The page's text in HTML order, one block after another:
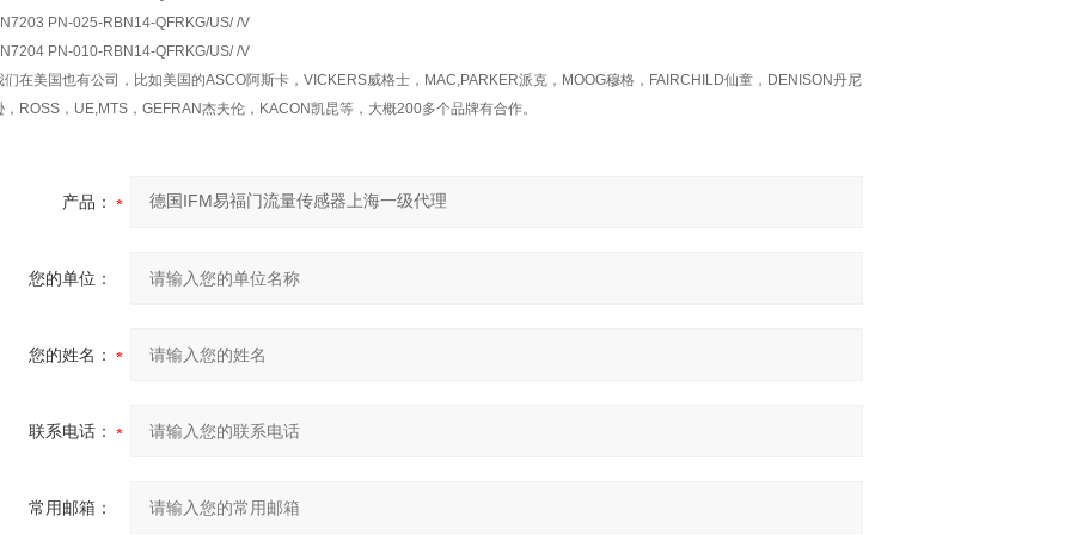
PN-025-RBN14-QFRKG/US/ /V
PN-010-RBN14-QFRKG/US/ /V
们在美国也有公司，比如美国的ASCO阿斯卡，VICKERS威格士，MAC,PARKER派克，MOOG穆格，FAIRCHILD仙童，DENISON丹尼
，ROSS，UE,MTS，GEFRAN杰夫伦，KACON凯昆等，大概200多个品牌有合作。
产品：
您的单位：
您的姓名：
联系电话：
常用邮箱：